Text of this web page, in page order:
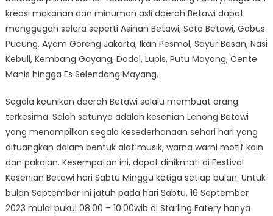
kreasi makanan dan minuman asli daerah Betawi dapat
menggugah selera seperti Asinan Betawi, Soto Betawi, Gabus
Pucung, Ayam Goreng Jakarta, Ikan Pesmol, Sayur Besan, Nasi
Kebuli, Kembang Goyang, Dodol, Lupis, Putu Mayang, Cente
Manis hingga Es Selendang Mayang.
Segala keunikan daerah Betawi selalu membuat orang
terkesima. Salah satunya adalah kesenian Lenong Betawi
yang menampilkan segala kesederhanaan sehari hari yang
dituangkan dalam bentuk alat musik, warna warni motif kain
dan pakaian. Kesempatan ini, dapat dinikmati di Festival
Kesenian Betawi hari Sabtu Minggu ketiga setiap bulan. Untuk
bulan September ini jatuh pada hari Sabtu, 16 September
2023 mulai pukul 08.00 – 10.00wib di Starling Eatery hanya